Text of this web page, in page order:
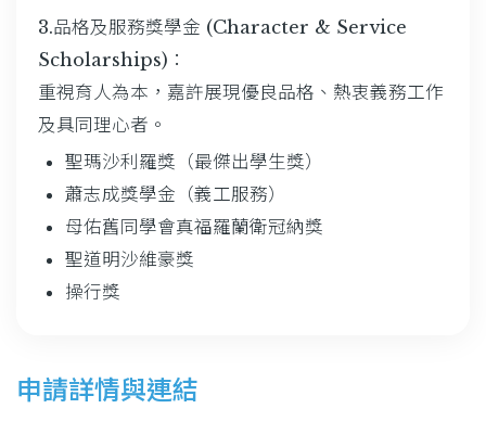
3.品格及服務獎學金 (Character & Service
Scholarships)：
重視育人為本，嘉許展現優良品格、熱衷義務工作
及具同理心者。
聖瑪沙利羅獎（最傑出學生獎）
蕭志成獎學金（義工服務）
母佑舊同學會真福羅蘭衛冠納獎
聖道明沙維豪獎
操行獎
申請詳情與連結